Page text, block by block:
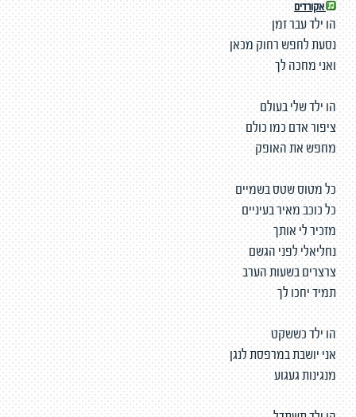
אקורדים
הו ילד עבר זמן
נסעת לחפש רחוק מכאן
ואני מחכה לך
הו ילד שלי בעולם
ציפור אדם כמו כולם
מחפש את האופק
כל מטוס שטס בשמיים
כל כוכב מאיר בעיניים
מזכיר לי אותך
נחליאלי לפני הגשם
צרצרים בשעות הערב
תמיד יחכו לך
הו ילד כששקט
אני יושבת במרפסת לנגן
מנגינות געגוע